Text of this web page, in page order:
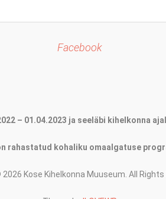
Facebook
– 01.04.2023 ja seeläbi kihelkonna
rahastatud kohaliku omaalgatuse
Kose Kihelkonna Muuseum. All Rights